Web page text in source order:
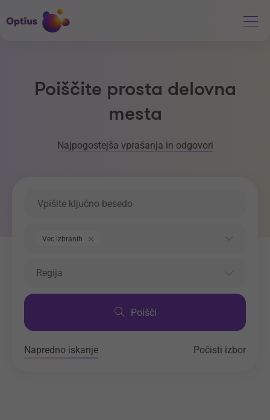
Poiščite prosta delovna
mesta
Najpogostejša vprašanja in odgovori
Vec izbranih
Regija
Poišči
Napredno iskanje Počisti izbor